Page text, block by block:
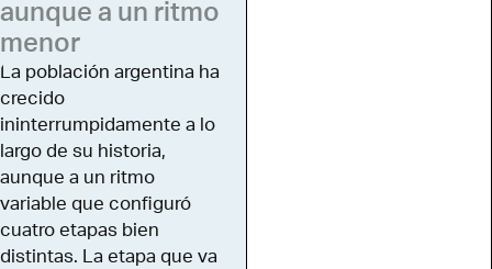
aunque a un ritmo
menor
La población argentina ha
crecido
ininterrumpidamente a lo
largo de su historia,
aunque a un ritmo
variable que configuró
cuatro etapas bien
distintas. La etapa que va